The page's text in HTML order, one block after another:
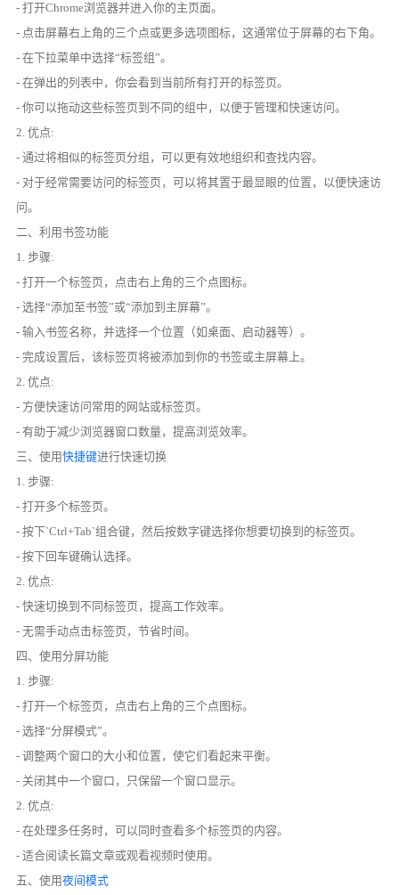
- 打开Chrome浏览器并进入你的主页面。
- 点击屏幕右上角的三个点或更多选项图标，这通常位于屏幕的右下角。
- 在下拉菜单中选择“标签组”。
- 在弹出的列表中，你会看到当前所有打开的标签页。
- 你可以拖动这些标签页到不同的组中，以便于管理和快速访问。
2. 优点:
- 通过将相似的标签页分组，可以更有效地组织和查找内容。
- 对于经常需要访问的标签页，可以将其置于最显眼的位置，以便快速访
问。
二、利用书签功能
1. 步骤:
- 打开一个标签页，点击右上角的三个点图标。
- 选择“添加至书签”或“添加到主屏幕”。
- 输入书签名称，并选择一个位置（如桌面、启动器等）。
- 完成设置后，该标签页将被添加到你的书签或主屏幕上。
2. 优点:
- 方便快速访问常用的网站或标签页。
- 有助于减少浏览器窗口数量，提高浏览效率。
三、使用快捷键进行快速切换
1. 步骤:
- 打开多个标签页。
- 按下`Ctrl+Tab`组合键，然后按数字键选择你想要切换到的标签页。
- 按下回车键确认选择。
2. 优点:
- 快速切换到不同标签页，提高工作效率。
- 无需手动点击标签页，节省时间。
四、使用分屏功能
1. 步骤:
- 打开一个标签页，点击右上角的三个点图标。
- 选择“分屏模式”。
- 调整两个窗口的大小和位置，使它们看起来平衡。
- 关闭其中一个窗口，只保留一个窗口显示。
2. 优点:
- 在处理多任务时，可以同时查看多个标签页的内容。
- 适合阅读长篇文章或观看视频时使用。
五、使用夜间模式